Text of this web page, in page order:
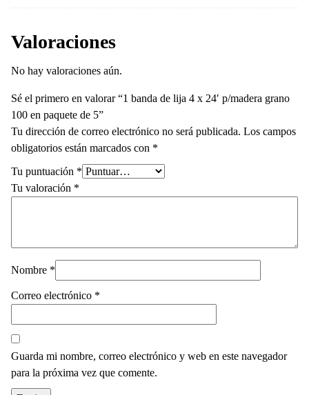
Valoraciones
No hay valoraciones aún.
Sé el primero en valorar “1 banda de lija 4 x 24′ p/madera grano
100 en paquete de 5”
Tu dirección de correo electrónico no será publicada. Los campos
obligatorios están marcados con *
Tu puntuación *
Tu valoración *
Nombre *
Correo electrónico *
Guarda mi nombre, correo electrónico y web en este navegador
para la próxima vez que comente.